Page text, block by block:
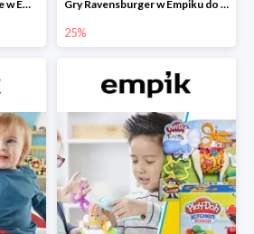
Sport i zabawki ogrodowe w Empiku do -40% Gry Ravensburger w Empiku do -25%
25%